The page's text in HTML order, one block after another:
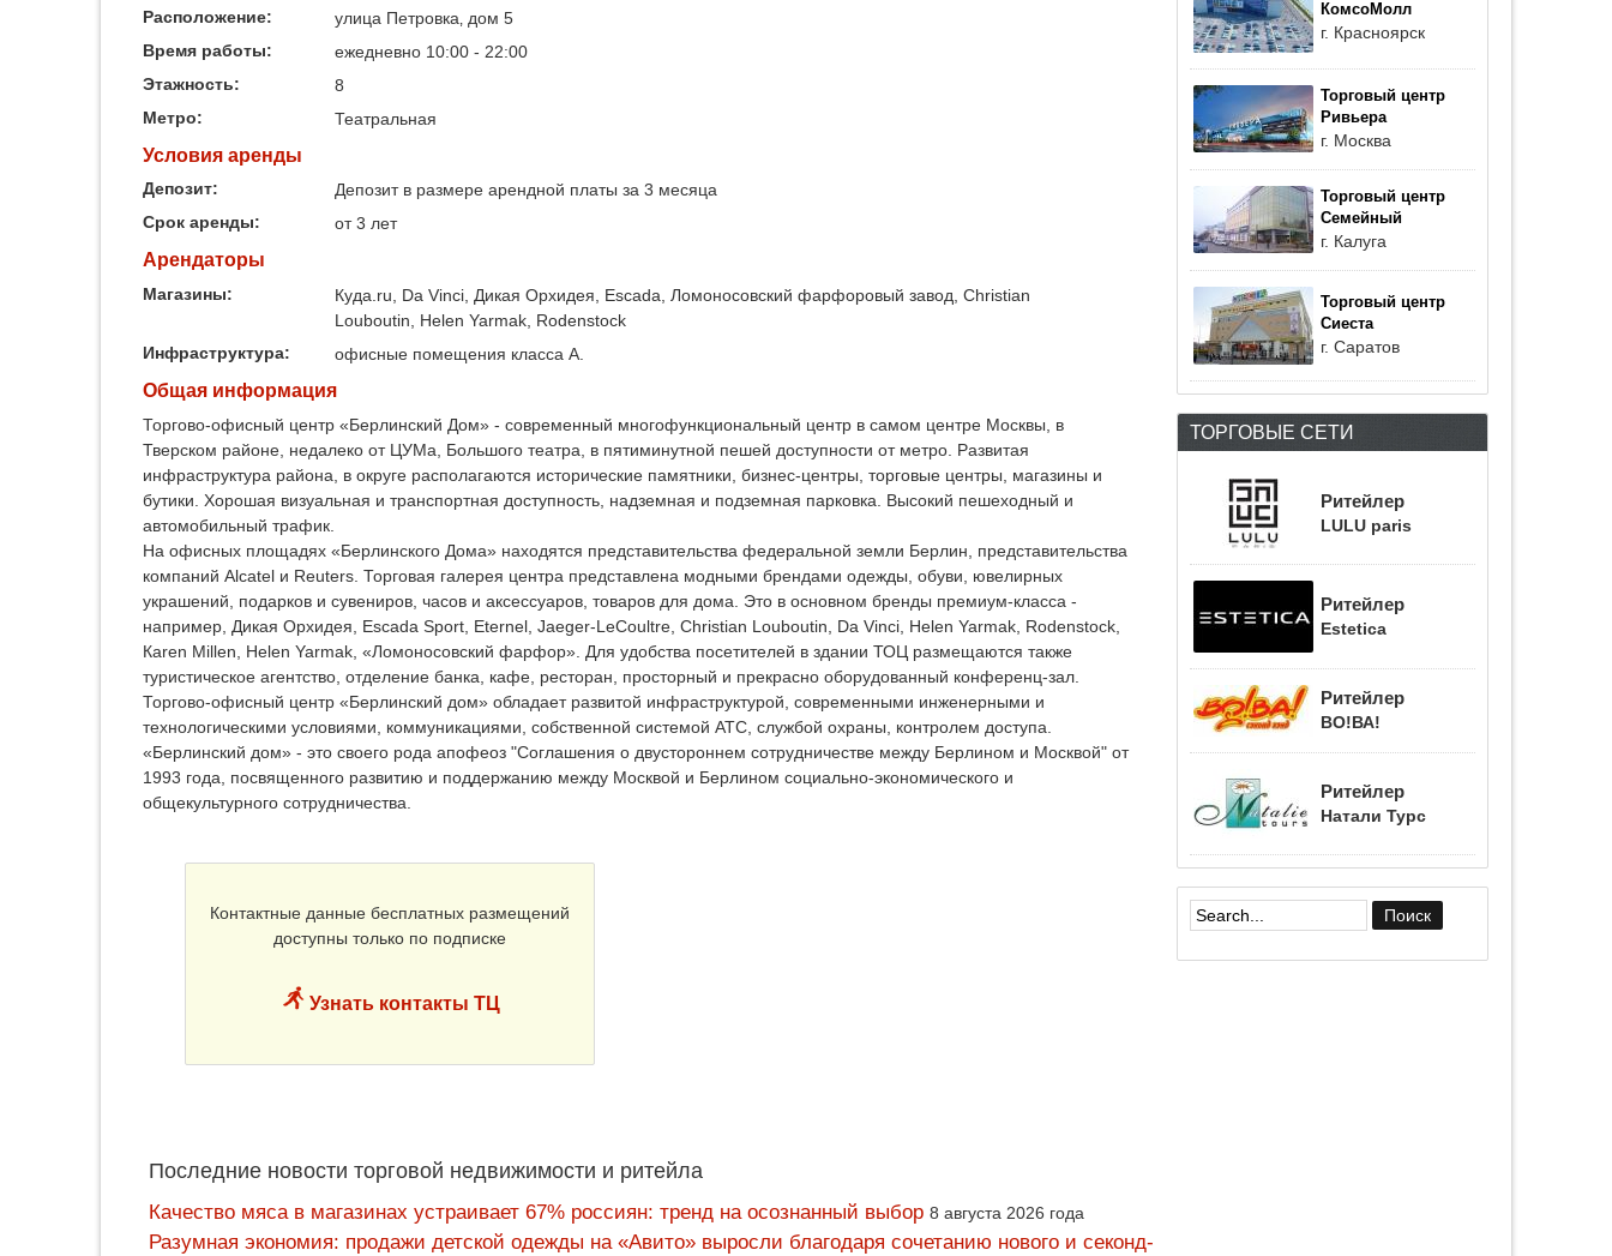
Расположение:
улица Петровка‚ дом 5
Время работы:
ежедневно 10:00 - 22:00
Этажность:
8
Метро:
Театральная
Условия аренды
Депозит:
Депозит в размере арендной платы за 3 месяца
Срок аренды:
от 3 лет
Арендаторы
Магазины:
Куда.ru, Da Vinci, Дикая Орхидея, Escada, Ломоносовский фарфоровый завод, Christian
Louboutin, Helen Yarmak, Rodenstock
Инфраструктура:
офисные помещения класса А.
Общая информация
Торгово-офисный центр «Берлинский Дом» - современный многофункциональный центр в самом центре Москвы, в
Тверском районе, недалеко от ЦУМа, Большого театра, в пятиминутной пешей доступности от метро. Развитая
инфраструктура района, в округе располагаются исторические памятники, бизнес-центры, торговые центры, магазины и
бутики. Хорошая визуальная и транспортная доступность, надземная и подземная парковка. Высокий пешеходный и
автомобильный трафик.
На офисных площадях «Берлинского Дома» находятся представительства федеральной земли Берлин, представительства
компаний Alcatel и Reuters. Торговая галерея центра представлена модными брендами одежды, обуви, ювелирных
украшений, подарков и сувениров, часов и аксессуаров, товаров для дома. Это в основном бренды премиум-класса -
например, Дикая Орхидея, Escada Sport, Eternel, Jaeger-LeCoultre, Christian Louboutin, Da Vinci, Helen Yarmak, Rodenstock,
Каren Millen, Helen Yarmak, «Ломоносовский фарфор». Для удобства посетителей в здании ТОЦ размещаются также
туристическое агентство, отделение банка, кафе, ресторан, просторный и прекрасно оборудованный конференц-зал.
Торгово-офисный центр «Берлинский дом» обладает развитой инфраструктурой, современными инженерными и
технологическими условиями, коммуникациями, собственной системой АТС, службой охраны, контролем доступа.
«Берлинский дом» - это своего рода апофеоз "Соглашения о двустороннем сотрудничестве между Берлином и Москвой" от
1993 года, посвященного развитию и поддержанию между Москвой и Берлином социально-экономического и
общекультурного сотрудничества.
Контактные данные бесплатных размещений
доступны только по подписке
Узнать контакты ТЦ
Последние новости торговой недвижимости и ритейла
Качество мяса в магазинах устраивает 67% россиян: тренд на осознанный выбор 8 августа 2026 года
Разумная экономия: продажи детской одежды на «Авито» выросли благодаря сочетанию нового и секонд-
КомсоМолл
г. Красноярск
Торговый центр
Ривьера
г. Москва
Торговый центр
Семейный
г. Калуга
Торговый центр
Сиеста
г. Саратов
ТОРГОВЫЕ СЕТИ
Ритейлер
LULU paris
Ритейлер
Estetica
Ритейлер
ВО!ВА!
Ритейлер
Натали Турс
Форма поиска